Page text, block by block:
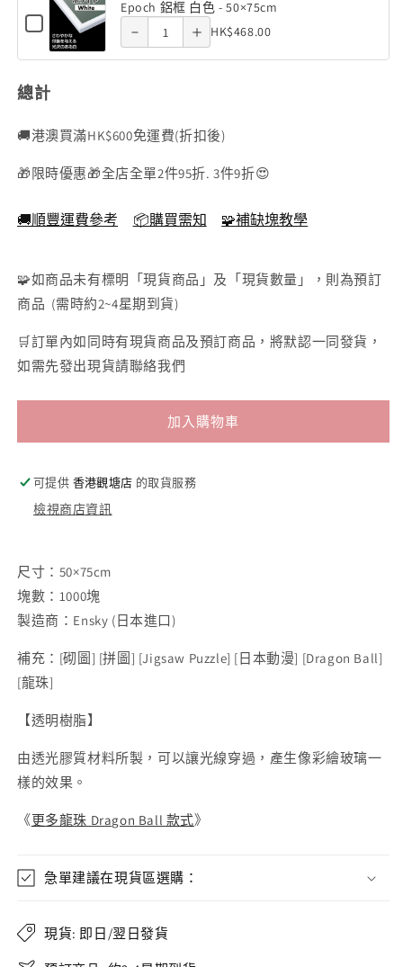
塊)
色
50×75cm
黑
色
50×75cm
鋁
黑
50×75cm
50×75cm 50×75cm
Checkbox
for
Epoch
框
白
-
Epoch 鋁框 白色 - 50×75cm
Quantity
of
色
50×75cm
of Epoch of Epoch
鋁框 白
HK$468.00
總計
🚚港澳買滿HK$600免運費(折扣後)
🎁限時優惠🎁全店全單2件95折. 3件9折😍
🚚順豐運費參考 📦購買需知 🧩補缺塊教學
🧩如商品未有標明「現貨商品」及「現貨數量」，則為預訂
商品 (需時約2~4星期到貨)
🛒訂單內如同時有現貨商品及預訂商品，將默認一同發貨，
如需先發出現貨請聯絡我們
加入購物車
可提供 香港觀塘店 的取貨服務
檢視商店資訊
尺寸：50×75cm
塊數：1000塊
製造商：Ensky (日本進口)
補充： [砌圖 ] [拼圖 ] [Jigsaw Puzzle] [ 日本動漫] [Dragon Ball]
[龍珠]
【透明樹脂】
由透光膠質材料所製，可以讓光線穿過，產生像彩繪玻璃一
樣的效果。
《更多龍珠 Dragon Ball 款式》
急單建議在現貨區選購：
現貨: 即日/翌日發貨